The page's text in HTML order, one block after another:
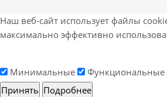
Наш веб-сайт использует файлы
максимально эффективно
Минимальные
Функциональные
Принять Подробнее